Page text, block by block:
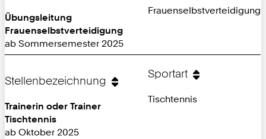
Übungsleitung
Frauenselbstverteidigung
ab Sommersemester 2025
Frauenselbstverteidigung
Stellenbezeichnung
Trainerin oder Trainer
Tischtennis
ab Oktober 2025
Sportart
Tischtennis